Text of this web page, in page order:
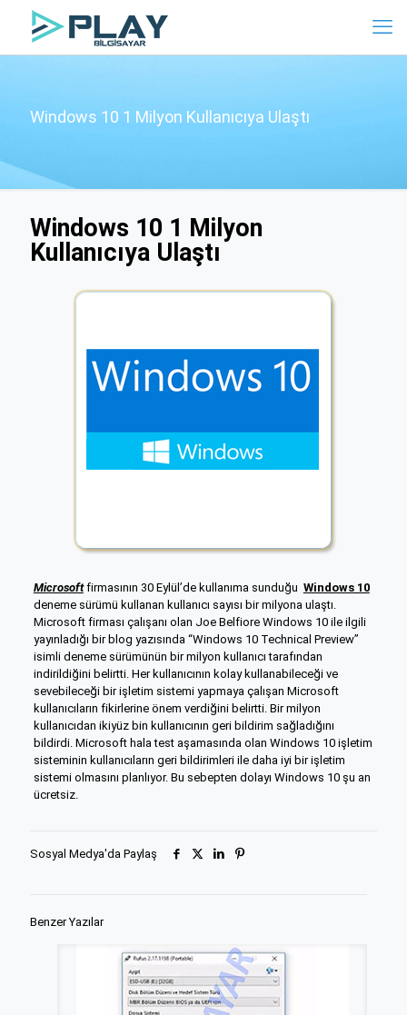
Windows 10 1 Milyon Kullanıcıya Ulaştı
Windows 10 1 Milyon
Kullanıcıya Ulaştı
Microsoftfirmasının 30 Eylül’de kullanıma sunduğu Windows 10
deneme sürümü kullanan kullanıcı sayısı bir milyona ulaştı.
Microsoft firması çalışanı olan Joe Belfiore Windows 10 ile ilgili
yayınladığı bir blog yazısında “Windows 10 Technical Preview”
isimli deneme sürümünün bir milyon kullanıcı tarafından
indirildiğini belirtti. Her kullanıcının kolay kullanabileceği ve
sevebileceği bir işletim sistemi yapmaya çalışan Microsoft
kullanıcıların fikirlerine önem verdiğini belirtti. Bir milyon
kullanıcıdan ikiyüz bin kullanıcının geri bildirim sağladığını
bildirdi. Microsoft hala test aşamasında olan Windows 10 işletim
sisteminin kullanıcıların geri bildirimleri ile daha iyi bir işletim
sistemi olmasını planlıyor. Bu sebepten dolayı Windows 10 şu an
ücretsiz.
Sosyal Medya'da Paylaş
Benzer Yazılar